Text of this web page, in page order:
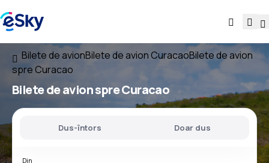
Bilete de avionBilete de avion CuracaoBilete de avion
spre Curacao
Bilete de avionspre Curacao
Dus-întors Doar dus
Din